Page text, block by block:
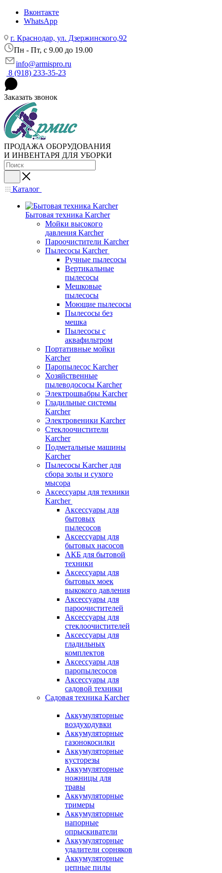
Вконтакте
WhatsApp
г. Краснодар, ул. Дзержинского,92
Пн - Пт, c 9.00 до 19.00
info@armispro.ru
8 (918) 233-35-23
Заказать звонок
ПРОДАЖА ОБОРУДОВАНИЯ
И ИНВЕНТАРЯ ДЛЯ УБОРКИ
Каталог
Бытовая техника Karcher
Мойки высокого
давления Karcher
Пароочистители Karcher
Пылесосы Karcher
Ручные пылесосы
Вертикальные
пылесосы
Мешковые
пылесосы
Моющие пылесосы
Пылесосы без
мешка
Пылесосы с
аквафильтром
Портативные мойки
Karcher
Паропылесос Karcher
Хозяйственные
пылеводососы Karcher
Электрошвабры Karcher
Гладильные системы
Karcher
Электровеники Karcher
Стеклоочистители
Karcher
Подметальные машины
Karcher
Пылесосы Karcher для
сбора золы и сухого
мысора
Аксессуары для техники
Karcher
Аксессуары для
бытовых
пылесосов
Аксессуары для
бытовых насосов
АКБ для бытовой
техники
Аксессуары для
бытовых моек
выкокого давления
Аксессуары для
пароочистителей
Аксессуары для
стеклоочистителей
Аксессуары для
гладильных
комплектов
Аксессуары для
паропылесосов
Аксессуары для
садовой техники
Садовая техника Karcher
Аккумуляторные
воздуходувки
Аккумуляторные
газонокосилки
Аккумуляторные
кусторезы
Аккумуляторные
ножницы для
травы
Аккумуляторные
тримеры
Аккумуляторные
напорные
опрыскиватели
Аккумуляторные
удалители сорняков
Аккумуляторные
цепные пилы